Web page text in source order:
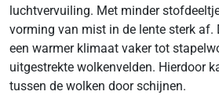
luchtvervuiling. Met minder
vorming van mist in de lente sterk af.
een warmer klimaat vaker tot
uitgestrekte wolkenvelden. Hierdoor
tussen de wolken door schijnen.